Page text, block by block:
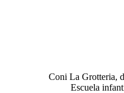
Coni La Grotteria,
Escuela